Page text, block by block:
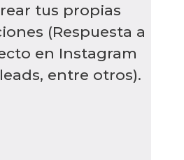
tus propias
(Respuesta a
en Instagram
entre otros).